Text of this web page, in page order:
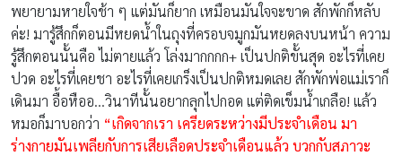
พยายามหายใจช้า ๆ แต่มันก็ยาก เหมือนมันใจจะขาด สักพักก็หลับ
ค่ะ! มารู้สึกก็ตอนมีหยดน้ำในถุงที่ครอบจมูกมันหยดลงบนหน้า ความ
รู้สึกตอนนั้นคือ ไม่ตายแล้ว โล่งมากกกก+ เป็นปกติขั้นสุด อะไรที่เคย
ปวด อะไรที่เคยชา อะไรที่เคยเกร็งเป็นปกติหมดเลย สักพักพ่อแม่เราก็
เดินมา อื้อหืออ…วินาทีนั้นอยากลุกไปกอด แต่ติดเข็มน้ำเกลือ! แล้ว
หมอก็มาบอกว่า “เกิดจากเรา เครียดระหว่างมีประจำเดือน มา
ร่างกายมันเพลียกับการเสียเลือดประจำเดือนแล้ว บวกกับสภาวะ